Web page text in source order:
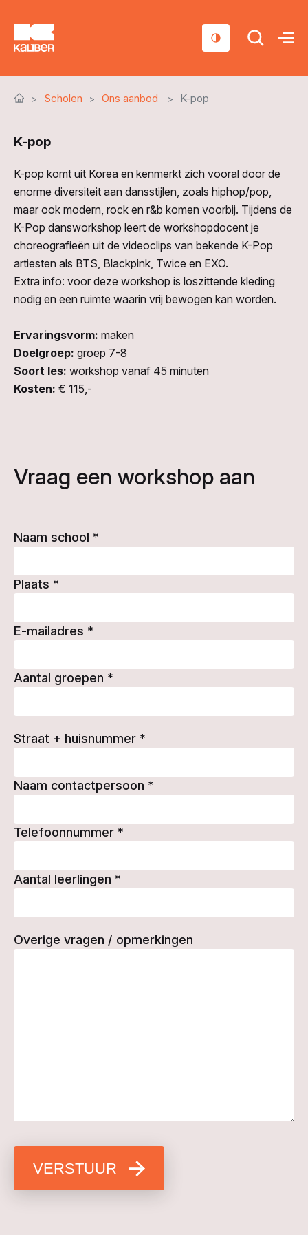
Sociaal domein
Over ons
Nieuws & Agenda
Contact
Scholen Ons aanbod K-pop
K-pop
K-pop komt uit Korea en kenmerkt zich vooral door de
enorme diversiteit aan dansstijlen, zoals hiphop/pop,
maar ook modern, rock en r&b komen voorbij. Tijdens de
K-Pop dansworkshop leert de workshopdocent je
choreografieën uit de videoclips van bekende K-Pop
artiesten als BTS, Blackpink, Twice en EXO.
Extra info: voor deze workshop is loszittende kleding
nodig en een ruimte waarin vrij bewogen kan worden.
Ervaringsvorm: maken
Doelgroep: groep 7-8
Soort les: workshop vanaf 45 minuten
Kosten: € 115,-
Vraag een workshop aan
Naam school *
Plaats *
E-mailadres *
Aantal groepen *
Straat + huisnummer *
Naam contactpersoon *
Telefoonnummer *
Aantal leerlingen *
Overige vragen / opmerkingen
VERSTUUR